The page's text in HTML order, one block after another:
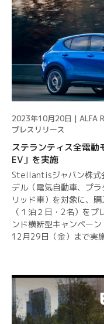
2023年10月20日 | ALFA
プレスリリース
ステランティス全電動
EV」を実施
Stellantisジャパン株式
デル（電気自動車、プ
リッド車）を対象に、
（１泊２日・2名）を
ンド横断型キャンペー
12月29日（金）まで実